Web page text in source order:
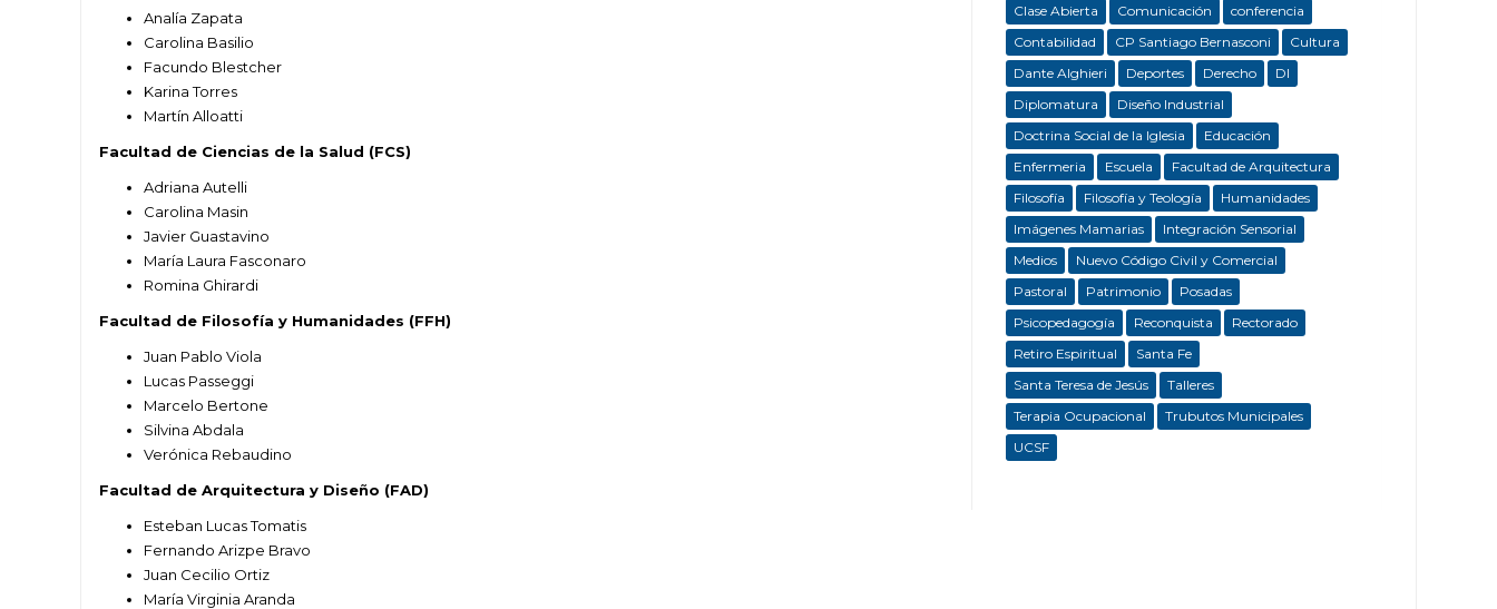
Analía Zapata
Carolina Basilio
Facundo Blestcher
Karina Torres
Martín Alloatti
Facultad de Ciencias de la Salud (FCS)
Adriana Autelli
Carolina Masin
Javier Guastavino
María Laura Fasconaro
Romina Ghirardi
Facultad de Filosofía y Humanidades (FFH)
Juan Pablo Viola
Lucas Passeggi
Marcelo Bertone
Silvina Abdala
Verónica Rebaudino
Facultad de Arquitectura y Diseño (FAD)
Esteban Lucas Tomatis
Fernando Arizpe Bravo
Juan Cecilio Ortiz
María Virginia Aranda
Clase Abierta
Comunicación
conferencia
Contabilidad
CP Santiago Bernasconi
Cultura
Dante Alghieri
Deportes Derecho
DI
Diplomatura
Diseño Industrial
Doctrina Social de la Iglesia
Educación
Enfermeria
Escuela
Facultad de Arquitectura
Filosofía
Filosofía y Teología
Humanidades
Imágenes Mamarias
Integración Sensorial
Medios
Nuevo Código Civil y Comercial
Pastoral
Patrimonio
Posadas
Psicopedagogía
Reconquista
Rectorado
Retiro Espiritual
Santa Fe
Santa Teresa de Jesús
Talleres
Terapia Ocupacional
Trubutos Municipales
UCSF